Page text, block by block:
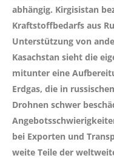
abhängig. Kirgisistan
Kraftstoffbedarfs aus
Unterstützung von
Kasachstan sieht die
mitunter eine
Erdgas, die in
Drohnen schwer
bei Exporten und
weite Teile der